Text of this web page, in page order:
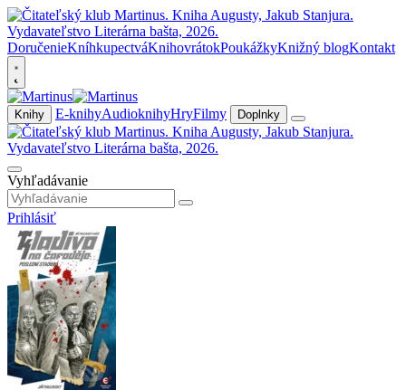
DoručenieKníhkupectváKnihovrátokPoukážkyKnižný blogKontakt
Knihy E-knihyAudioknihyHryFilmy Doplnky
Vyhľadávanie
Prihlásiť